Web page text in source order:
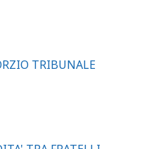
TRIBUNALE